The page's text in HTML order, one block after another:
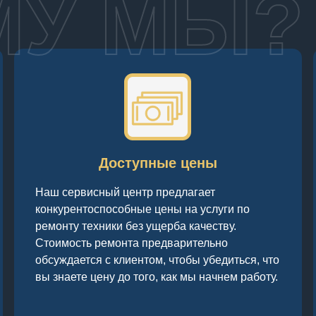
МЫ?
Доступные цены
Наш сервисный центр предлагает
конкурентоспособные цены на услуги по
ремонту техники без ущерба качеству.
Стоимость ремонта предварительно
обсуждается с клиентом, чтобы убедиться, что
вы знаете цену до того, как мы начнем работу.